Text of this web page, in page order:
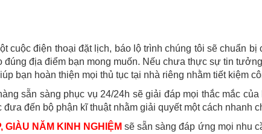
cuộc điện thoại đặt lịch, báo lộ trình chúng tôi sẽ chuẩn bị
địa điểm bạn mong muốn. Nếu chưa thực sự tin
bạn hoàn thiện mọi thủ tục tại nhà riêng nhằm tiết kiệm
sẵn sàng phục vụ 24/24h sẽ giải đáp mọi thắc mắc của
đến bộ phận kĩ thuật nhằm giải quyết một cách nhanh
GIÀU NĂM KINH NGHIỆM sẽ sẵn sàng đáp ứng mọi nhu